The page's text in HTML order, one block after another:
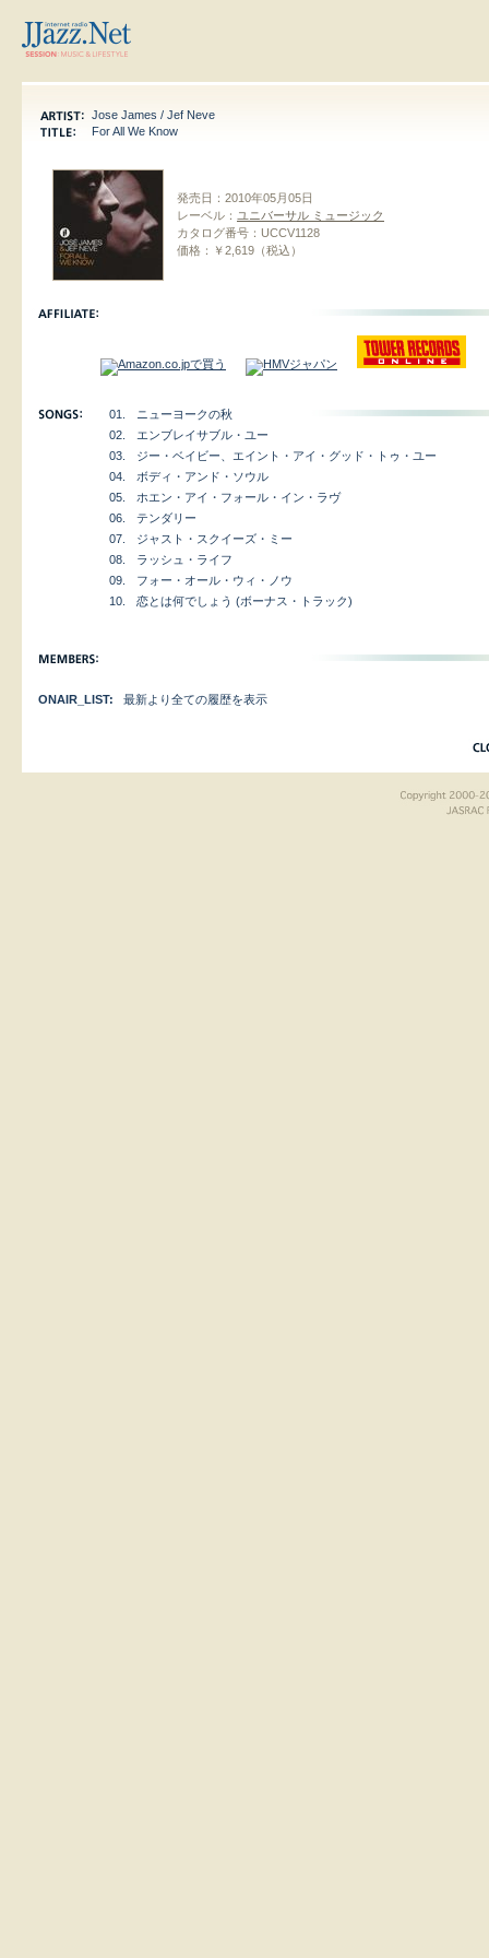
Jose James / Jef Neve
For All We Know
発売日： 2010年05月05日
レーベル： ユニバーサル ミュージック
カタログ番号： UCCV1128
価格：
￥2,619（税込）
01.
ニューヨークの秋
02.
エンブレイサブル・ユー
03.
ジー・ベイビー、エイント・アイ・グッド・トゥ・ユー
04.
ボディ・アンド・ソウル
05.
ホエン・アイ・フォール・イン・ラヴ
06.
テンダリー
07.
ジャスト・スクイーズ・ミー
08.
ラッシュ・ライフ
09.
フォー・オール・ウィ・ノウ
10.
恋とは何でしょう (ボーナス・トラック)
ONAIR_LIST: 最新より全ての履歴を表示